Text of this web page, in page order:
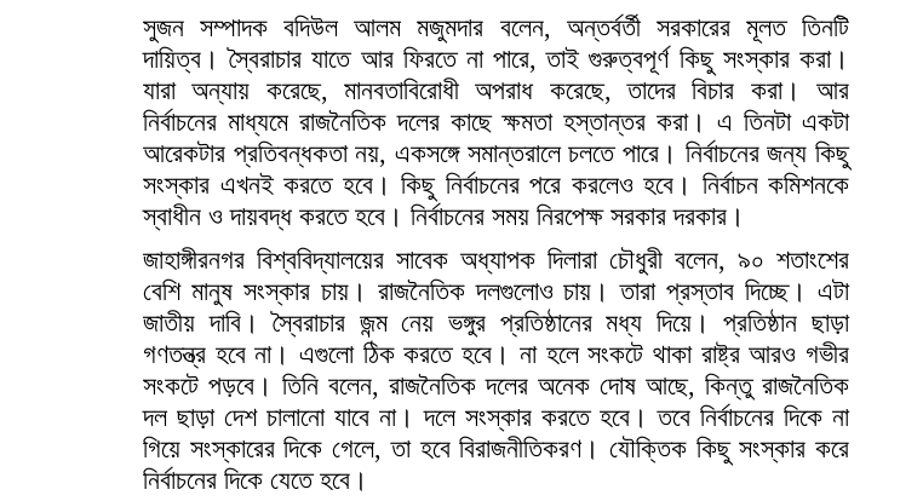
সুজন সম্পাদক বদিউল আলম মজুমদার বলেন, অন্তর্বর্তী সরকারের মূলত তিনটি
দায়িত্ব। স্বৈরাচার যাতে আর ফিরতে না পারে, তাই গুরুত্বপূর্ণ কিছু সংস্কার করা।
যারা অন্যায় করেছে, মানবতাবিরোধী অপরাধ করেছে, তাদের বিচার করা। আর
নির্বাচনের মাধ্যমে রাজনৈতিক দলের কাছে ক্ষমতা হস্তান্তর করা। এ তিনটা একটা
আরেকটার প্রতিবন্ধকতা নয়, একসঙ্গে সমান্তরালে চলতে পারে। নির্বাচনের জন্য কিছু
সংস্কার এখনই করতে হবে। কিছু নির্বাচনের পরে করলেও হবে। নির্বাচন কমিশনকে
স্বাধীন ও দায়বদ্ধ করতে হবে। নির্বাচনের সময় নিরপেক্ষ সরকার দরকার।
জাহাঙ্গীরনগর বিশ্ববিদ্যালয়ের সাবেক অধ্যাপক দিলারা চৌধুরী বলেন, ৯০ শতাংশের
বেশি মানুষ সংস্কার চায়। রাজনৈতিক দলগুলোও চায়। তারা প্রস্তাব দিচ্ছে। এটা
জাতীয় দাবি। স্বৈরাচার জন্ম নেয় ভঙ্গুর প্রতিষ্ঠানের মধ্য দিয়ে। প্রতিষ্ঠান ছাড়া
গণতন্ত্র হবে না। এগুলো ঠিক করতে হবে। না হলে সংকটে থাকা রাষ্ট্র আরও গভীর
সংকটে পড়বে। তিনি বলেন, রাজনৈতিক দলের অনেক দোষ আছে, কিন্তু রাজনৈতিক
দল ছাড়া দেশ চালানো যাবে না। দলে সংস্কার করতে হবে। তবে নির্বাচনের দিকে না
গিয়ে সংস্কারের দিকে গেলে, তা হবে বিরাজনীতিকরণ। যৌক্তিক কিছু সংস্কার করে
নির্বাচনের দিকে যেতে হবে।